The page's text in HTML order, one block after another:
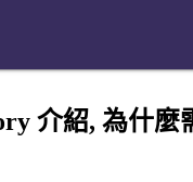
介紹, 為什